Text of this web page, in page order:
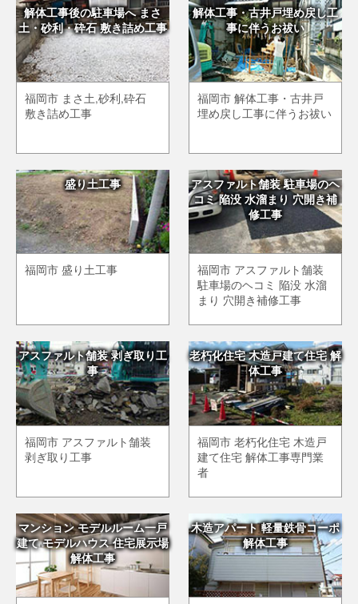
解体工事後の駐車場へ まさ
土・砂利・砕石 敷き詰め工事
福岡市 まさ土,砂利,砕石
敷き詰め工事
解体工事・古井戸埋め戻し工
事に伴うお祓い
福岡市 解体工事・古井戸
埋め戻し工事に伴うお祓い
盛り土工事
福岡市 盛り土工事
アスファルト舗装 駐車場のヘ
コミ 陥没 水溜まり 穴開き補
修工事
福岡市 アスファルト舗装
駐車場のヘコミ 陥没 水溜
まり 穴開き補修工事
アスファルト舗装 剥ぎ取り工
事
福岡市 アスファルト舗装
剥ぎ取り工事
老朽化住宅 木造戸建て住宅 解
体工事
福岡市 老朽化住宅 木造戸
建て住宅 解体工事専門業
者
マンション モデルルーム一戸
建て モデルハウス 住宅展示場
解体工事
木造アパート 軽量鉄骨コーポ
解体工事